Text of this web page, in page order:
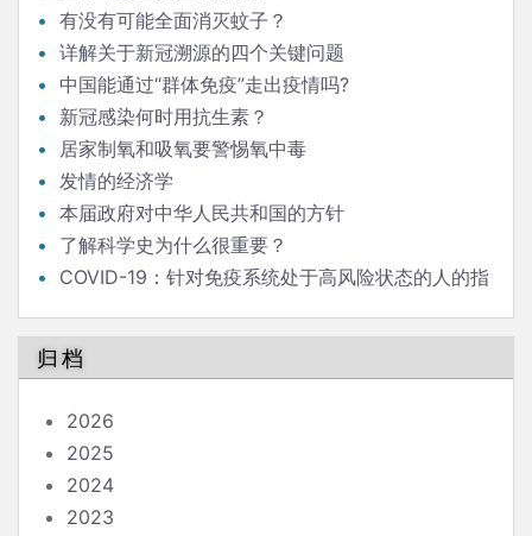
有没有可能全面消灭蚊子？
详解关于新冠溯源的四个关键问题
中国能通过“群体免疫”走出疫情吗?
新冠感染何时用抗生素？
居家制氧和吸氧要警惕氧中毒
发情的经济学
本届政府对中华人民共和国的方针
了解科学史为什么很重要？
COVID-19：针对免疫系统处于高风险状态的人的指
归档
2026
2025
2024
2023